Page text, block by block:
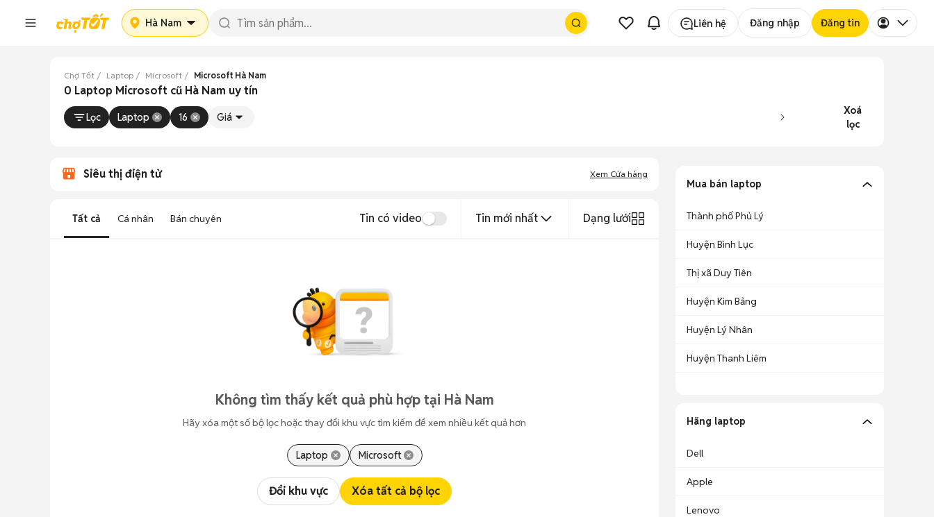
Hà Nam Liên hệ Đăng nhập Đăng tin
Chợ Tốt Laptop Microsoft Microsoft Hà Nam
0 Laptop Microsoft cũ Hà Nam uy tín
Lọc Laptop 16 Giá
Xoá
lọc
Siêu thị điện tử Xem Cửa hàng
Tất cả Cá nhân Bán chuyên Tin có video Tin mới nhất Dạng lưới
Không tìm thấy kết quả phù hợp tại Hà Nam
Hãy xóa một số bộ lọc hoặc thay đổi khu vực tìm kiếm để xem nhiều kết quả hơn
Laptop Microsoft
Đổi khu vực Xóa tất cả bộ lọc
Mua bán laptop
Thành phố Phủ Lý
Huyện Bình Lục
Thị xã Duy Tiên
Huyện Kim Bảng
Huyện Lý Nhân
Huyện Thanh Liêm
Hãng laptop
Dell
Apple
Lenovo